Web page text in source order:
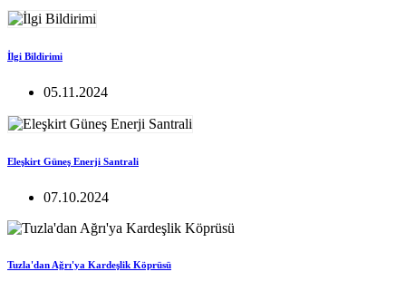
İlgi Bildirimi
05.11.2024
Eleşkirt Güneş Enerji Santrali
07.10.2024
Tuzla'dan Ağrı'ya Kardeşlik Köprüsü